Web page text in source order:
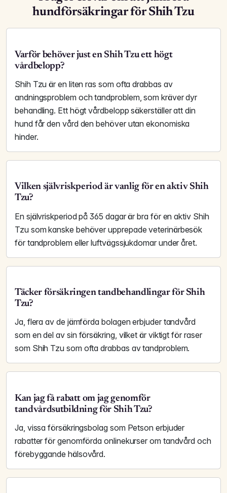
hundförsäkringar för Shih Tzu
Varför behöver just en Shih Tzu ett högt
vårdbelopp?
Shih Tzu är en liten ras som ofta drabbas av
andningsproblem och tandproblem, som kräver dyr
behandling. Ett högt vårdbelopp säkerställer att din
hund får den vård den behöver utan ekonomiska
hinder.
Vilken självriskperiod är vanlig för en aktiv Shih
Tzu?
En självriskperiod på 365 dagar är bra för en aktiv Shih
Tzu som kanske behöver upprepade veterinärbesök
för tandproblem eller luftvägssjukdomar under året.
Täcker försäkringen tandbehandlingar för Shih
Tzu?
Ja, flera av de jämförda bolagen erbjuder tandvård
som en del av sin försäkring, vilket är viktigt för raser
som Shih Tzu som ofta drabbas av tandproblem.
Kan jag få rabatt om jag genomför
tandvårdsutbildning för Shih Tzu?
Ja, vissa försäkringsbolag som Petson erbjuder
rabatter för genomförda onlinekurser om tandvård och
förebyggande hälsovård.